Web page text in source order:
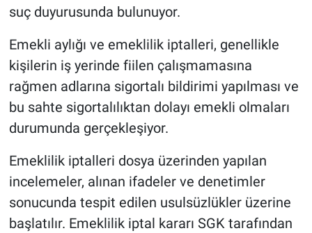
suç duyurusunda bulunuyor.
Emekli aylığı ve emeklilik iptalleri, genellikle
kişilerin iş yerinde fiilen çalışmamasına
rağmen adlarına sigortalı bildirimi yapılması ve
bu sahte sigortalılıktan dolayı emekli olmaları
durumunda gerçekleşiyor.
Emeklilik iptalleri dosya üzerinden yapılan
incelemeler, alınan ifadeler ve denetimler
sonucunda tespit edilen usulsüzlükler üzerine
başlatılır. Emeklilik iptal kararı SGK tarafından
Popüler
Programlar
Sağlık
Teknoloji
Türkiye'nin Geleceği
Türkiye'nin Gündemi